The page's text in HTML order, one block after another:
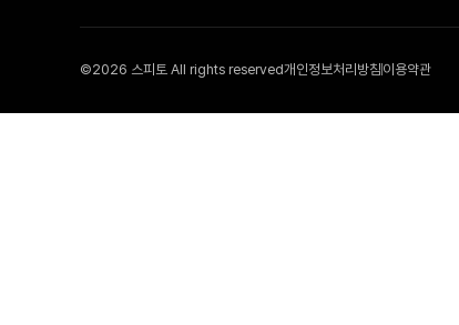
©2026 스피토 All rights reserved개인정보처리방침 이용약관